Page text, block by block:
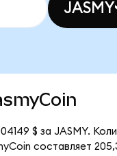
JASMY
$ за JASMY.
составляет